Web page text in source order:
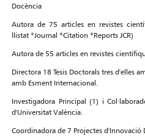
Docència
Autora de 75 articles en revistes
llistat *Journal *Citation *Reports JCR)
Autora de 55 articles en revistes
Directora 18 Tesis Doctorals tres d'elles
amb Esment Internacional.
Investigadora Principal (1) i
d'Universitat València.
Coordinadora de 7 Projectes d'Innovació